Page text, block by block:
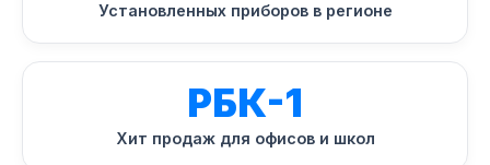
Установленных приборов в регионе
РБК-1
Хит продаж для офисов и школ